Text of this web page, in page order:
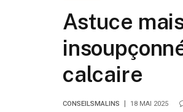
Astuce
calcaire
CONSEILSMALINS 18 MAI 2025